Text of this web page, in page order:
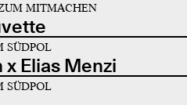
MITMACHEN
SÜDPOL
Elias Menzi
SÜDPOL